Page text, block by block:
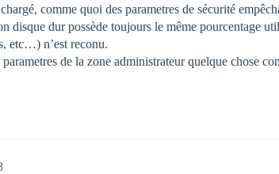
comme quoi des parametres de sécurité
disque dur possède toujours le même pourcentage
etc…) n’est reconu.
de la zone administrateur quelque chose